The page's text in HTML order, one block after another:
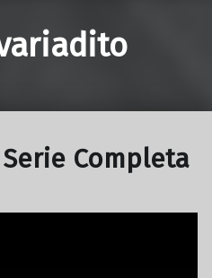
Serie Completa